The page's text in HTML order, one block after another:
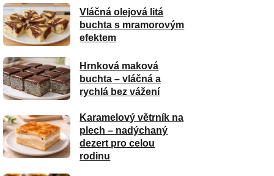
Vláčná olejová litá
buchta s mramorovým
efektem
Hrnková maková
buchta – vláčná a
rychlá bez vážení
Karamelový větrník na
plech – nadýchaný
dezert pro celou
rodinu